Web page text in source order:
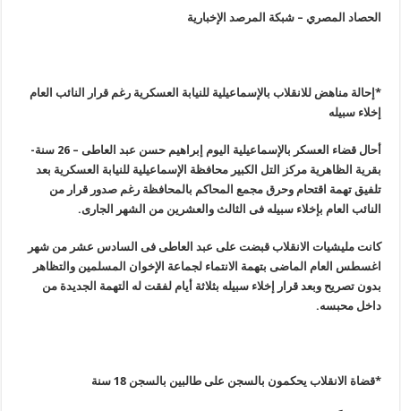
الحصاد المصري – شبكة المرصد الإخبارية
* إحالة مناهض للانقلاب بالإسماعيلية للنيابة العسكرية رغم قرار النائب العام
إخلاء سبيله
أحال قضاء العسكر بالإسماعيلية اليوم إبراهيم حسن عبد العاطى – 26 سنة-
بقرية الظاهرية مركز التل الكبير محافظة الإسماعيلية للنيابة العسكرية بعد
تلفيق تهمة اقتحام وحرق مجمع المحاكم بالمحافظة رغم صدور قرار من
النائب العام بإخلاء سبيله فى الثالث والعشرين من الشهر الجارى.
كانت مليشيات الانقلاب قبضت على عبد العاطى فى السادس عشر من شهر
اغسطس العام الماضى بتهمة الانتماء لجماعة الإخوان المسلمين والتظاهر
بدون تصريح وبعد قرار إخلاء سبيله بثلاثة أيام لفقت له التهمة الجديدة من
داخل محبسه.
*قضاة الانقلاب يحكمون بالسجن على طالبين بالسجن 18 سنة